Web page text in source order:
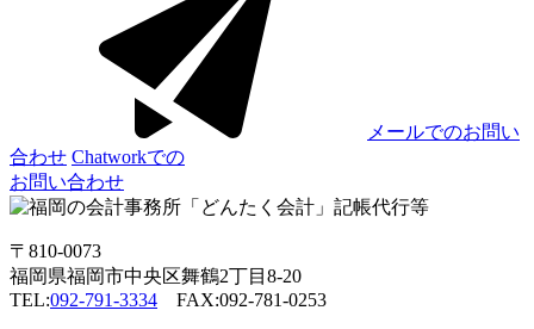
メールでのお問い
合わせ Chatworkでの
お問い合わせ
〒810-0073
福岡県福岡市中央区舞鶴2丁目8-20
TEL:092-791-3334 FAX:092-781-0253